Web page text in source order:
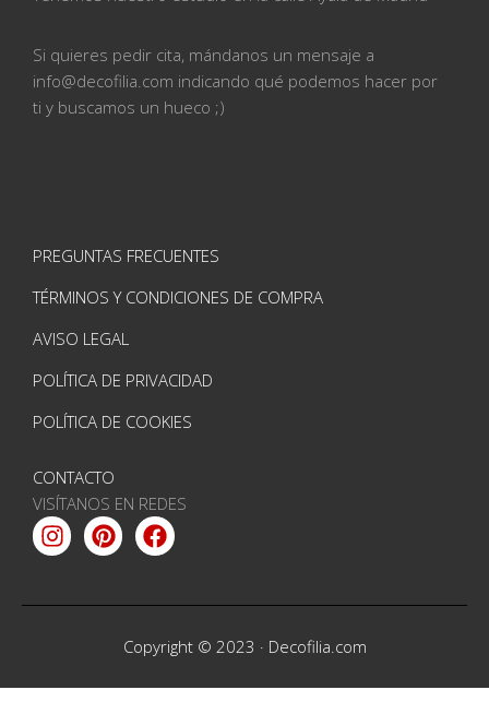
Si quieres pedir cita, mándanos un mensaje a
info@decofilia.com indicando qué podemos hacer por
ti y buscamos un hueco ;)
PREGUNTAS FRECUENTES
TÉRMINOS Y CONDICIONES DE COMPRA
AVISO LEGAL
POLÍTICA DE PRIVACIDAD
POLÍTICA DE COOKIES
CONTACTO
VISÍTANOS EN REDES
Instagram
PinterestFacebook
Copyright © 2023 · Decofilia.com